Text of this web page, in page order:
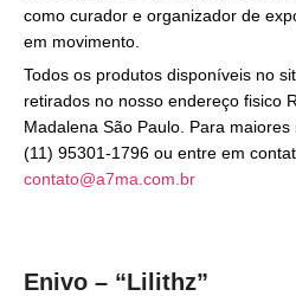
como curador e organizador de
em movimento.
Todos os produtos disponíveis no
retirados no nosso endereço fisico
Madalena São Paulo. Para
(11) 95301-1796 ou entre em
contato@a7ma.com.br
Enivo – “Lilithz”